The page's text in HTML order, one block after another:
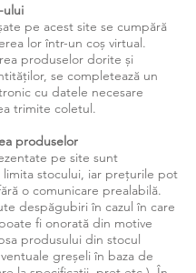
ului
pe acest site se cumpără
lor într-un coș virtual.
produselor dorite și
se completează un
cu datele necesare
trimite coletul.
produselor
pe site sunt
stocului, iar prețurile pot
o comunicare prealabilă.
despăgubiri în cazul în care
fi onorată din motive
produsului din stocul
greșeli în baza de